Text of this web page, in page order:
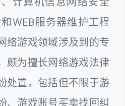
WEB服务器维护工程
络游戏领域涉及到的专
颇为擅长网络游戏法律
处置，包括但不限于游
、游戏账号买卖找回纠